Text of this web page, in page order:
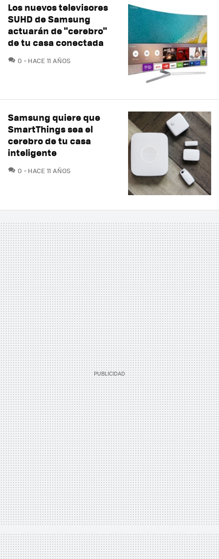
Los nuevos televisores
SUHD de Samsung
actuarán de "cerebro"
de tu casa conectada
0 COMENTARIOS
HACE 11 AÑOS
Samsung quiere que
SmartThings sea el
cerebro de tu casa
inteligente
0 COMENTARIOS
HACE 11 AÑOS